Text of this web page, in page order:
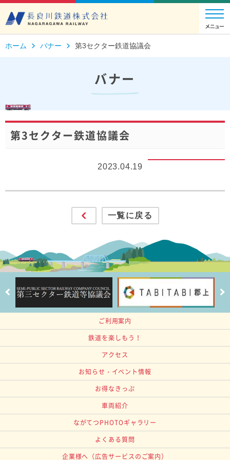
ホーム バナー 第3セクター鉄道協議会
バナー
第3セクター鉄道協議会
2023.04.19
一覧に戻る
ご利用案内
鉄道を楽しもう！
アクセス
お知らせ・イベント情報
お得なきっぷ
車両紹介
ながてつPHOTOギャラリー
よくある質問
企業様へ （広告サービスのご案内）